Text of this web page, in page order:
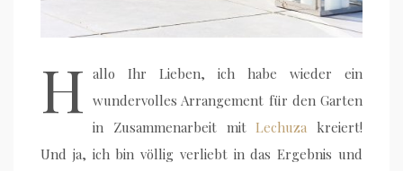
H allo Ihr Lieben, ich habe wieder ein
wundervolles Arrangement für den Garten
in Zusammenarbeit mitLechuza kreiert!
Und ja, ich bin völlig verliebt in das Ergebnis und